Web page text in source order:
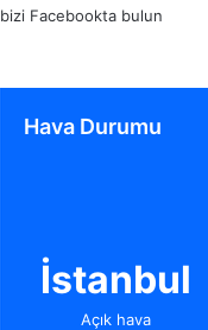
bizi Facebookta bulun
Hava Durumu
İstanbul
Açık hava